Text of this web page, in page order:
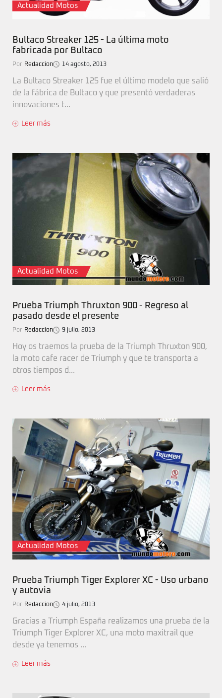
Actualidad Motos
Bultaco Streaker 125 - La última moto
fabricada por Bultaco
Por Redaccion 14 agosto, 2013
La Bultaco Streaker 125 fue el último modelo que salió
de la fábrica de Bultaco y que presentó verdaderas
innovaciones t...
Leer más
Actualidad Motos
Prueba Triumph Thruxton 900 - Regreso al
pasado desde el presente
Por Redaccion 9 julio, 2013
Hoy os traemos la prueba de la Triumph Thruxton 900,
la moto cafe racer de Triumph y que te transporta a
otros tiempos d...
Leer más
Actualidad Motos
Prueba Triumph Tiger Explorer XC - Uso urbano
y autovia
Por Redaccion 4 julio, 2013
Gracias a Triumph España realizamos una prueba de la
Triumph Tiger Explorer XC, una moto maxitrail que
desde ya tenemos ...
Leer más